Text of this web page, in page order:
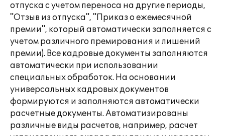
отпуска с учетом переноса на другие периоды,
"Отзыв из отпуска", "Приказ о ежемесячной
премии", который автоматически заполняется с
учетом различного премирования и лишений
премии). Все кадровые документы заполняются
автоматически при использовании
специальных обработок. На основании
универсальных кадровых документов
формируются и заполняются автоматически
расчетные документы. Автоматизированы
различные виды расчетов, например, расчет